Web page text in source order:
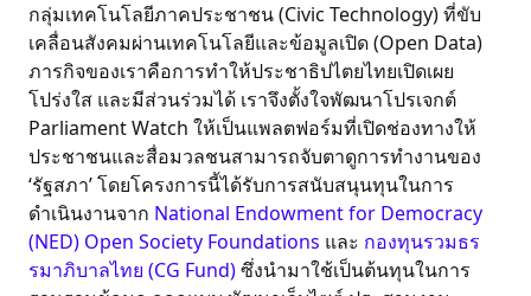
กลุ่มเทคโนโลยีภาคประชาชน (Civic Technology) ที่ขับ
เคลื่อนสังคมผ่านเทคโนโลยีและข้อมูลเปิด (Open Data)
ภารกิจของเราคือการทำให้ประชาธิปไตยไทยเปิดเผย
โปร่งใส และมีส่วนร่วมได้ เราจึงตั้งใจพัฒนาโปรเจกต์
Parliament Watch ให้เป็นแพลตฟอร์มที่เปิดช่องทางให้
ประชาชนและสื่อมวลชนสามารถจับตาดูการทำงานของ
‘รัฐสภา’ โดยโครงการนี้ได้รับการสนับสนุนทุนในการ
ดำเนินงานจาก National Endowment for Democracy
(NED) Open Society Foundations และ กองทุนรวมธร
รมาภิบาลไทย (CG Fund)ซึ่งนำมาใช้เป็นต้นทุนในการ